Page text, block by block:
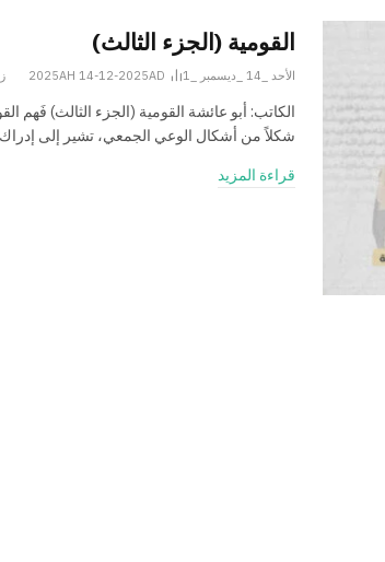
القومية (الجزء الثالث)
الأحد _14 _ديسمبر _2025AH 14-12-2025AD 1
الكاتب: أبو عائشة القومية (الجزء الثالث) فَهم
شكلاً من أشكال الوعي الجمعي، تشير إلى إدراك
قراءة المزيد